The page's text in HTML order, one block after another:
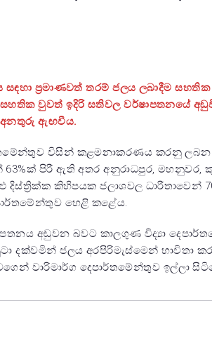
ප්‍රමාණවත් තරම් ජලය ලබාදීම සහතික
වුවත් ඉදිරි සතිවල වර්ෂාපතනයේ
අනතුරු ඇඟවීය.
විසින් කළමනාකරණය කරනු ලබන
63%ක් පිරී ඇති අතර අනුරාධපුර,
කිහිපයක ජලාශවල ධාරිතාවෙන්
හෙළි කළේය.
අඩුවන බවට කාලගුණ විද්‍යා
දක්වමින් ජලය අරපිරිමැස්මෙන් භාවිතා
වාරිමාර්ග දෙපාර්තමේන්තුව ඉල්ලා